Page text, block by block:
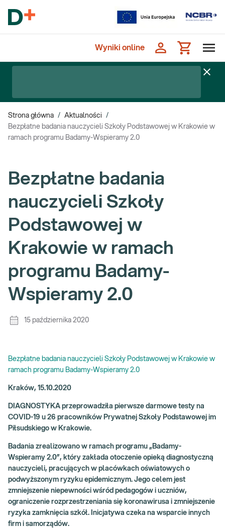
Wyniki online
Strona główna / Aktualności
/
Bezpłatne badania nauczycieli Szkoły Podstawowej w Krakowie w
ramach programu Badamy-Wspieramy 2.0
Bezpłatne badania
nauczycieli Szkoły
Podstawowej w
Krakowie w ramach
programu Badamy-
Wspieramy 2.0
15 października 2020
Bezpłatne badania nauczycieli Szkoły Podstawowej w Krakowie w
ramach programu Badamy-Wspieramy 2.0
Kraków, 15.10.2020
DIAGNOSTYKA przeprowadziła pierwsze darmowe testy na
COVID-19 u 26 pracowników Prywatnej Szkoły Podstawowej im
Piłsudskiego w Krakowie.
Badania zrealizowano w ramach programu „Badamy-
Wspieramy 2.0”, który zakłada otoczenie opieką diagnostyczną
nauczycieli, pracujących w placówkach oświatowych o
podwyższonym ryzyku epidemicznym. Jego celem jest
zmniejszenie niepewności wśród pedagogów i uczniów,
ograniczenie rozprzestrzeniania się koronawirusa i zmniejszenie
ryzyka zamknięcia szkół. Inicjatywa czeka na wsparcie innych
firm i samorządów.